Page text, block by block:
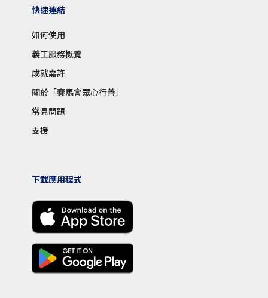
快速連結
如何使用
義工服務概覽
成就嘉許
關於「賽馬會眾心行善」
常見問題
支援
下載應用程式